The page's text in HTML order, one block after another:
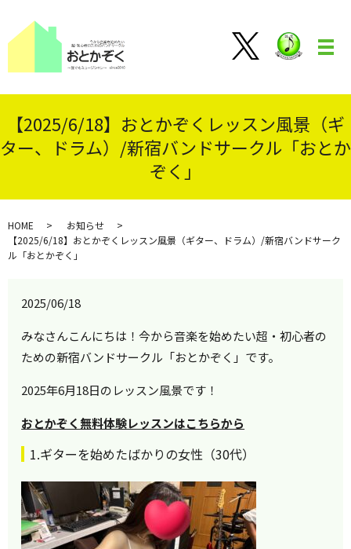
メ
【2025/6/18】おとかぞくレッスン風景（ギ
ター、ドラム）/新宿バンドサークル「おとか
ぞく」
HOME
お知らせ
【2025/6/18】おとかぞくレッスン風景（ギター、ドラム）/新宿バンドサーク
ル「おとかぞく」
2025/06/18
みなさんこんにちは！今から音楽を始めたい超・初心者の
ための新宿バンドサークル「おとかぞく」です。
2025年6月18日のレッスン風景です！
おとかぞく無料体験レッスンはこちらから
1.ギターを始めたばかりの女性（30代）